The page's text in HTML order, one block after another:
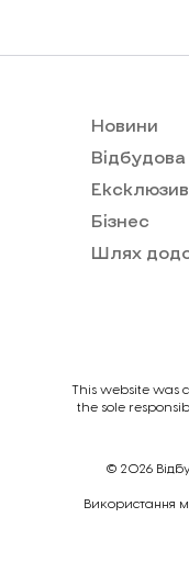
Новини
Ексклюзив
Бізнес
Шлях
This website was
the sole
© 2026
Викориcтання